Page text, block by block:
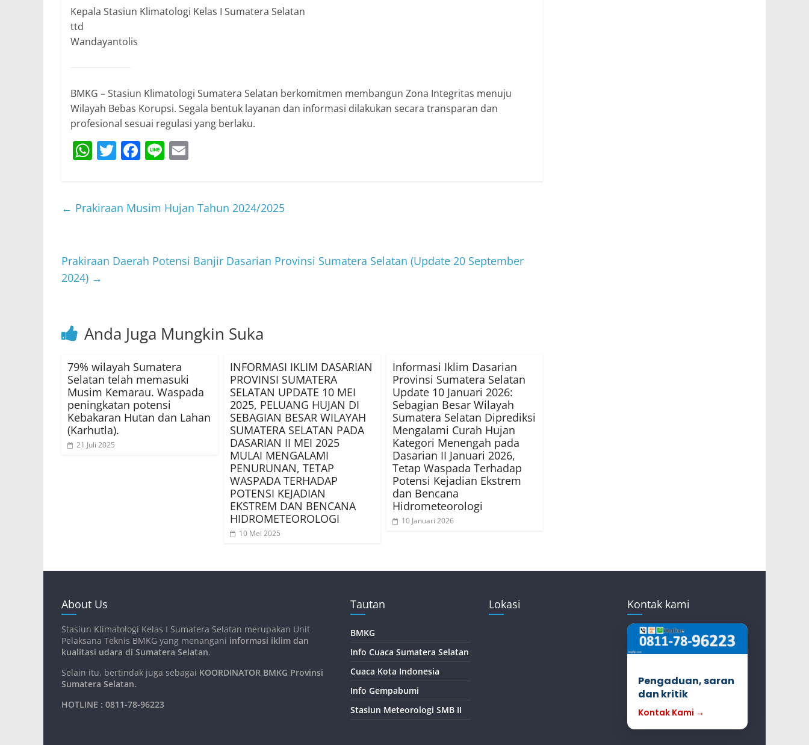
Kepala Stasiun Klimatologi Kelas I Sumatera Selatan
ttd
Wandayantolis
BMKG – Stasiun Klimatologi Sumatera Selatan berkomitmen membangun Zona Integritas menuju
Wilayah Bebas Korupsi. Segala bentuk layanan dan informasi dilakukan secara transparan dan
profesional sesuai regulasi yang berlaku.
W
s
p
T
er
F
e
o
Li
l
← Prakiraan Musim Hujan Tahun 2024/2025
Prakiraan Daerah Potensi Banjir Dasarian Provinsi Sumatera Selatan (Update 20 September
2024) →
Anda Juga Mungkin Suka
79% wilayah Sumatera
Selatan telah memasuki
Musim Kemarau. Waspada
peningkatan potensi
Kebakaran Hutan dan Lahan
(Karhutla).
21 Juli 2025
INFORMASI IKLIM DASARIAN
PROVINSI SUMATERA
SELATAN UPDATE 10 MEI
2025, PELUANG HUJAN DI
SEBAGIAN BESAR WILAYAH
SUMATERA SELATAN PADA
DASARIAN II MEI 2025
MULAI MENGALAMI
PENURUNAN, TETAP
WASPADA TERHADAP
POTENSI KEJADIAN
EKSTREM DAN BENCANA
HIDROMETEOROLOGI
10 Mei 2025
Informasi Iklim Dasarian
Provinsi Sumatera Selatan
Update 10 Januari 2026:
Sebagian Besar Wilayah
Sumatera Selatan Diprediksi
Mengalami Curah Hujan
Kategori Menengah pada
Dasarian II Januari 2026,
Tetap Waspada Terhadap
Potensi Kejadian Ekstrem
dan Bencana
Hidrometeorologi
10 Januari 2026
About Us
Stasiun Klimatologi Kelas I Sumatera Selatan merupakan Unit
Pelaksana Teknis BMKG yang menangani informasi iklim dan
kualitasi udara di Sumatera Selatan.
Selain itu, bertindak juga sebagai KOORDINATOR BMKG Provinsi
Sumatera Selatan.
HOTLINE : 0811-78-96223
Tautan
BMKG
Info Cuaca Sumatera Selatan
Cuaca Kota Indonesia
Info Gempabumi
Stasiun Meteorologi SMB II
Lokasi Kontak kami
Pengaduan, saran
dan kritik
Kontak Kami →